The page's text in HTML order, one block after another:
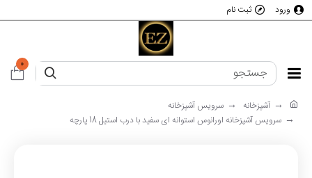
ورود ثبت نام
0
آشپزخانه
سرویس آشپزخانه
سرویس آشپزخانه اورانوس استوانه ای سفید با درب استیل 18 پارچه